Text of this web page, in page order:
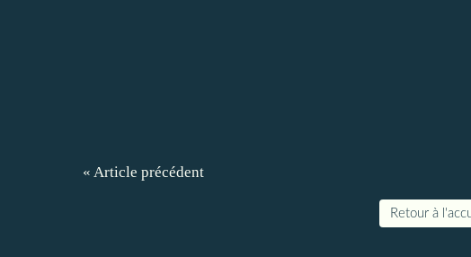
« Article précédent
Retour à